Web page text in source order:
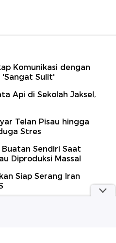
Komunikasi dengan
'Sangat Sulit'
Api di Sekolah Jaksel,
Telan Pisau hingga
Stres
Buatan Sendiri Saat
Diproduksi Massal
Siap Serang Iran